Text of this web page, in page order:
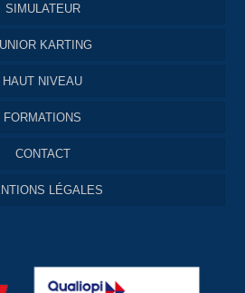
SIMULATEUR
KARTING
HAUT NIVEAU
FORMATIONS
CONTACT
LÉGALES